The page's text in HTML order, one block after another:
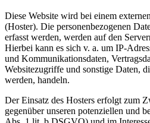
Diese Website wird bei einem
(Hoster). Die personenbezogenen
erfasst werden, werden auf den
Hierbei kann es sich v. a. um IP-
und Kommunikationsdaten,
Websitezugriffe und sonstige Daten,
werden, handeln.
Der Einsatz des Hosters erfolgt zum
gegenüber unseren potenziellen und